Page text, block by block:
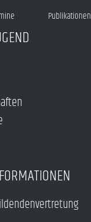
Publikationen